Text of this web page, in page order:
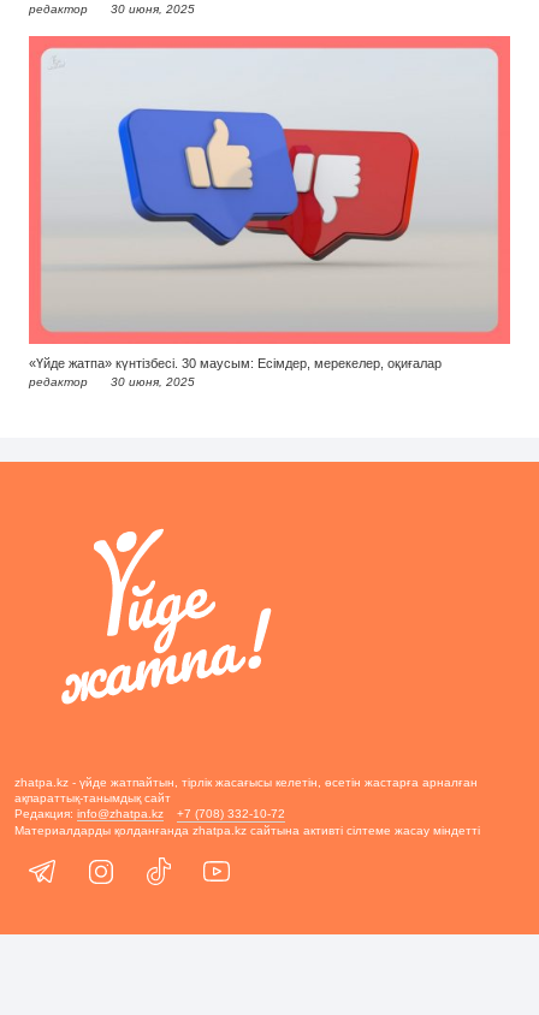
редактор 30 июня, 2025
«Үйде жатпа» күнтізбесі. 30 маусым: Есімдер, мерекелер, оқиғалар
редактор 30 июня, 2025
zhatpa.kz - үйде жатпайтын, тірлік жасағысы келетін, өсетін жастарға арналған
ақпараттық-танымдық сайт
Редакция: info@zhatpa.kz
+7 (708) 332-10-72
Материалдарды қолданғанда zhatpa.kz сайтына активті сілтеме жасау міндетті